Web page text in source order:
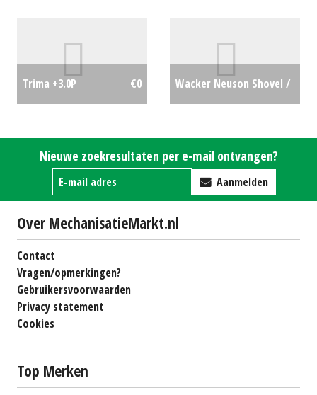
Trima +3.0P €0
Wacker Neuson Shovel /
Tele-shovel WL25 (HA)
#28843
€35500
Nieuwe zoekresultaten per e-mail ontvangen?
Aanmelden
Over MechanisatieMarkt.nl
Contact
Vragen/opmerkingen?
Gebruikersvoorwaarden
Privacy statement
Cookies
Top Merken